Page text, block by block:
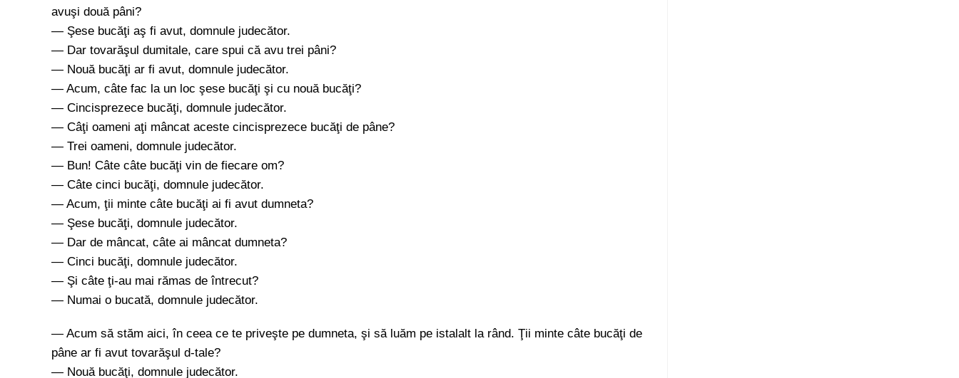
avuşi două pâni?
— Şese bucăţi aş fi avut, domnule judecător.
— Dar tovarăşul dumitale, care spui că avu trei pâni?
— Nouă bucăţi ar fi avut, domnule judecător.
— Acum, câte fac la un loc şese bucăţi şi cu nouă bucăţi?
— Cincisprezece bucăţi, domnule judecător.
— Câţi oameni aţi mâncat aceste cincisprezece bucăţi de pâne?
— Trei oameni, domnule judecător.
— Bun! Câte câte bucăţi vin de fiecare om?
— Câte cinci bucăţi, domnule judecător.
— Acum, ţii minte câte bucăţi ai fi avut dumneta?
— Şese bucăţi, domnule judecător.
— Dar de mâncat, câte ai mâncat dumneta?
— Cinci bucăţi, domnule judecător.
— Şi câte ţi-au mai rămas de întrecut?
— Numai o bucată, domnule judecător.
— Acum să stăm aici, în ceea ce te priveşte pe dumneta, şi să luăm pe istalalt la rând. Ţii minte câte bucăţi de
pâne ar fi avut tovarăşul d-tale?
— Nouă bucăţi, domnule judecător.